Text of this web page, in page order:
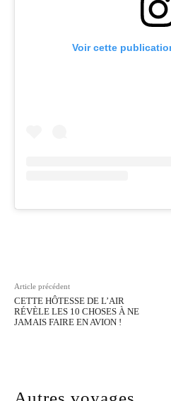
Voir cette
Article précédent
CETTE HÔTESSE DE L’AIR
RÉVÈLE LES 10 CHOSES À NE
JAMAIS FAIRE EN AVION !